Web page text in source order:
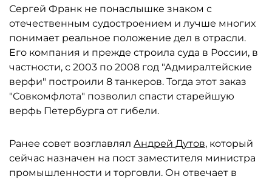
Сергей Франк не понаслышке знаком с
отечественным судостроением и лучше многих
понимает реальное положение дел в отрасли.
Его компания и прежде строила суда в России, в
частности, с 2003 по 2008 год "Адмиралтейские
верфи" построили 8 танкеров. Тогда этот заказ
"Совкомфлота" позволил спасти старейшую
верфь Петербурга от гибели.
Ранее совет возглавлял Андрей Дутов, который
сейчас назначен на пост заместителя министра
промышленности и торговли. Он отвечает в